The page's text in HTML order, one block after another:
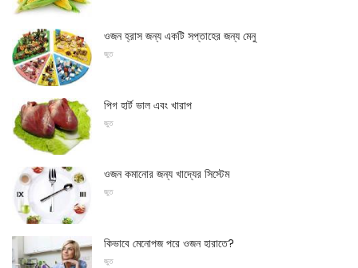
ওজন হ্রাস জন্য একটি সপ্তাহের জন্য মেনু
জুত
পিগ হার্ট ভাল এবং খারাপ
জুত
ওজন কমানোর জন্য খাদ্যের সিস্টেম
জুত
কিভাবে মেনোপজ পরে ওজন হারাতে?
জুত